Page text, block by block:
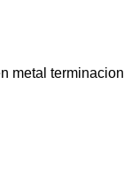
metal terminacion